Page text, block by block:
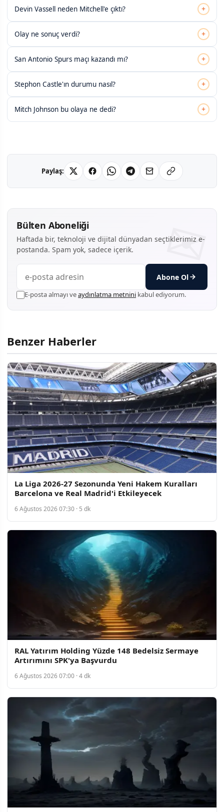
Devin Vassell neden Mitchell'e çıktı? +
Olay ne sonuç verdi? +
San Antonio Spurs maçı kazandı mı? +
Stephon Castle'ın durumu nasıl? +
Mitch Johnson bu olaya ne dedi? +
Paylaş:
Bülten Aboneliği
Haftada bir, teknoloji ve dijital dünyadan seçtiklerimiz e-
postanda. Spam yok, sadece içerik.
Abone Ol
E-posta almayı veaydınlatma metnini kabul ediyorum.
Benzer Haberler
La Liga 2026-27 Sezonunda Yeni Hakem Kuralları
Barcelona ve Real Madrid'i Etkileyecek
6 Ağustos 2026 07:30 · 5 dk
RAL Yatırım Holding Yüzde 148 Bedelsiz Sermaye
Artırımını SPK'ya Başvurdu
6 Ağustos 2026 07:00 · 4 dk